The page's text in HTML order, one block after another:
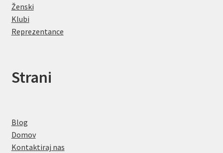
Ženski
Klubi
Reprezentance
Strani
Blog
Domov
Kontaktiraj nas